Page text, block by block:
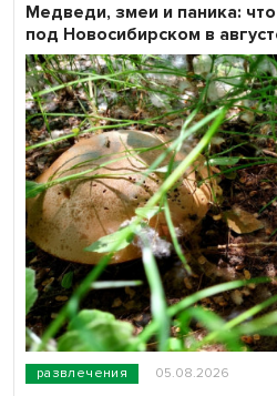
развлечения 05.08.2026
Медведи, змеи и паника:
под Новосибирском в